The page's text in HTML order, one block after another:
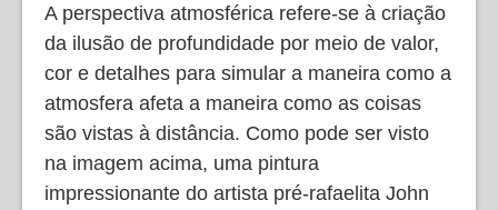
A perspectiva atmosférica refere-se à criação
da ilusão de profundidade por meio de valor,
cor e detalhes para simular a maneira como a
atmosfera afeta a maneira como as coisas
são vistas à distância. Como pode ser visto
na imagem acima, uma pintura
impressionante do artista pré-rafaelita John